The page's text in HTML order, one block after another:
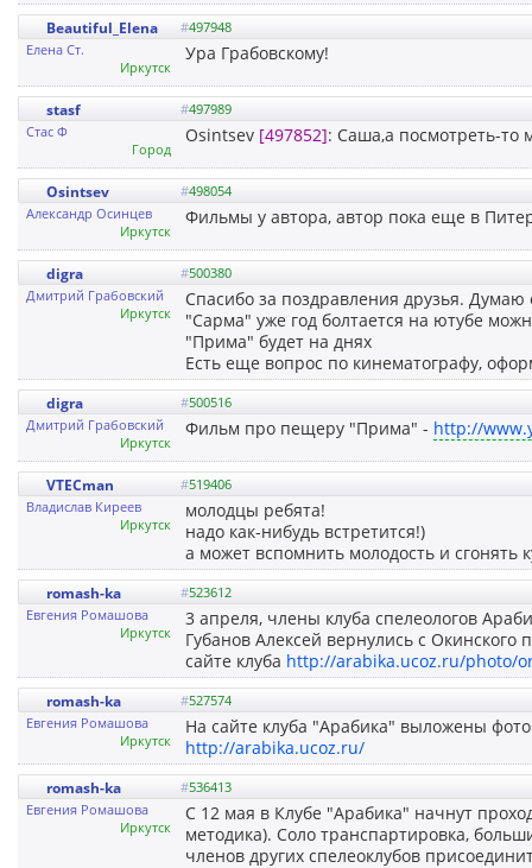
Beautiful_Elena #497948
Елена Ст.
Иркутск
Ура Грабовскому!
stasf #497989
Стас Ф
Город
Osintsev [497852]: Саша,а посмотреть-то
Osintsev #498054
Александр Осинцев
Иркутск
Фильмы у автора, автор пока еще в
digra #500380
Дмитрий Грабовский
Иркутск
Спасибо за поздравления друзья.
"Сарма" уже год болтается на ютубе
"Прима" будет на днях
Есть еще вопрос по кинематографу,
digra #500516
Дмитрий Грабовский
Иркутск
Фильм про пещеру "Прима" - http://
VTECman #519406
Владислав Киреев
Иркутск
молодцы ребята!
надо как-нибудь встретится!)
а может вспомнить молодость и сгонять
romash-ka #523612
Евгения Ромашова
Иркутск
3 апреля, члены клуба спелеологов
Губанов Алексей вернулись с
сайте клуба http://arabika.ucoz.ru/photo/
romash-ka #527574
Евгения Ромашова
Иркутск
На сайте клуба "Арабика" выложены
http://arabika.ucoz.ru/
romash-ka #536413
Евгения Ромашова
Иркутск
С 12 мая в Клубе "Арабика" начнут
методика). Соло транспартировка,
членов других спелеоклубов